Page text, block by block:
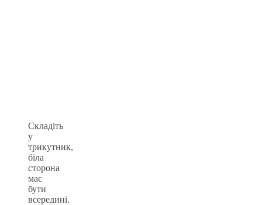
Складіть
у
трикутник,
біла
сторона
має
бути
всередині.